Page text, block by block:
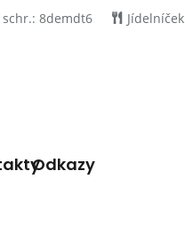
schr.: 8demdt6 Jídelníček
Odkazy